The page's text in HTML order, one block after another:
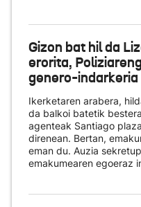
Gizon bat hil da
erorita,
genero-
Ikerketaren arabera,
da balkoi batetik
agenteak Santiago
direnean. Bertan,
eman du. Auzia
emakumearen egoeraz